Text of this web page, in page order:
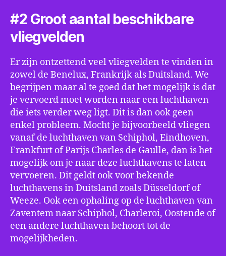
#2 Groot aantal beschikbare
vliegvelden
Er zijn ontzettend veel vliegvelden te vinden in
zowel de Benelux, Frankrijk als Duitsland. We
begrijpen maar al te goed dat het mogelijk is dat
je vervoerd moet worden naar een luchthaven
die iets verder weg ligt. Dit is dan ook geen
enkel probleem. Mocht je bijvoorbeeld vliegen
vanaf de luchthaven van Schiphol, Eindhoven,
Frankfurt of Parijs Charles de Gaulle, dan is het
mogelijk om je naar deze luchthavens te laten
vervoeren. Dit geldt ook voor bekende
luchthavens in Duitsland zoals Düsseldorf of
Weeze. Ook een ophaling op de luchthaven van
Zaventem naar Schiphol, Charleroi, Oostende of
een andere luchthaven behoort tot de
mogelijkheden.